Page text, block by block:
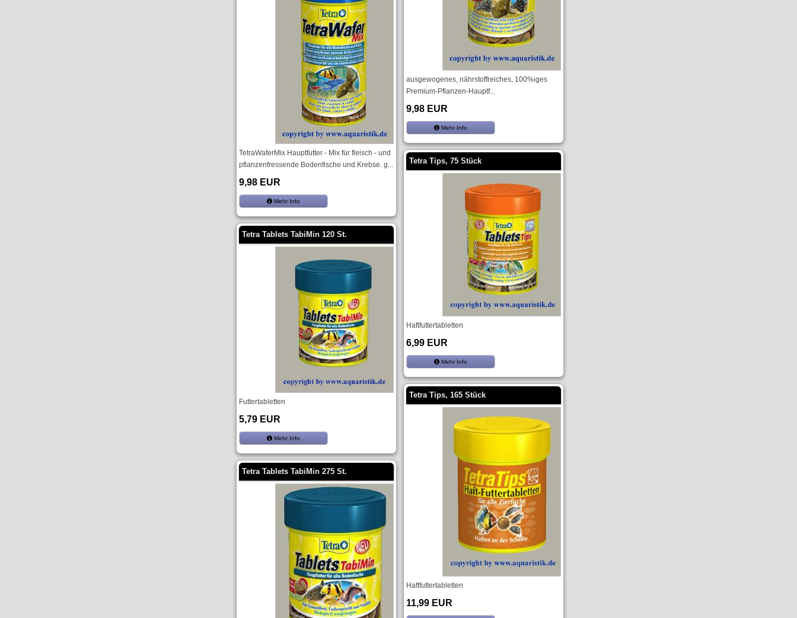
TetraWaferMix Hauptfutter - Mix für fleisch - und
pflanzenfressende Bodenfische und Krebse. g...
9,98 EUR
Mehr Info
Tetra Tablets TabiMin 120 St.
Futtertabletten
5,79 EUR
Mehr Info
Tetra Tablets TabiMin 275 St.
ausgewogenes, nährstoffreiches, 100%iges
Premium-Pflanzen-Hauptf...
9,98 EUR
Mehr Info
Tetra Tips, 75 Stück
Haftfuttertabletten
6,99 EUR
Mehr Info
Tetra Tips, 165 Stück
Haftfuttertabletten
11,99 EUR